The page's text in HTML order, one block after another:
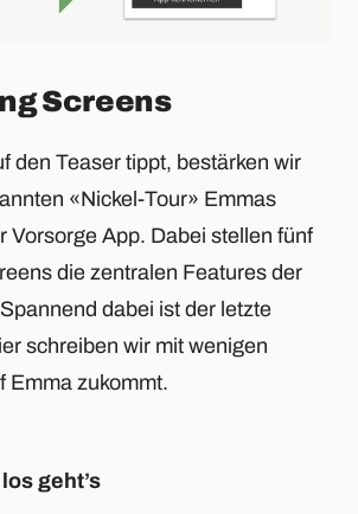
Screens
den Teaser tippt, bestärken wir
«Nickel-Tour» Emmas
Vorsorge App. Dabei stellen fünf
die zentralen Features der
dabei ist der letzte
schreiben wir mit wenigen
Emma zukommt.
geht’s